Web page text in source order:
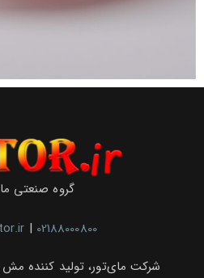
گروه صنعتی
| 02188000800
شرکت مای‌تور، تولید کننده مش